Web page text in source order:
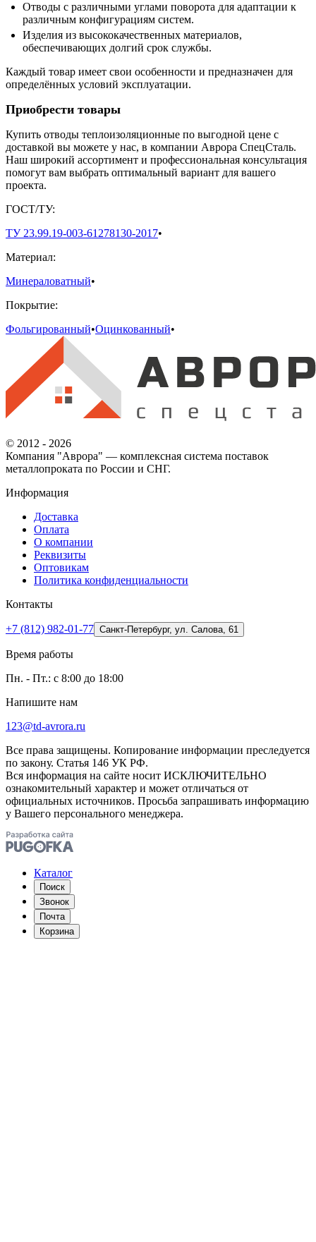
Отводы с различными углами поворота для адаптации к
различным конфигурациям систем.
Изделия из высококачественных материалов,
обеспечивающих долгий срок службы.
Каждый товар имеет свои особенности и предназначен для
определённых условий эксплуатации.
Приобрести товары
Купить отводы теплоизоляционные по выгодной цене с
доставкой вы можете у нас, в компании Аврора СпецСталь.
Наш широкий ассортимент и профессиональная консультация
помогут вам выбрать оптимальный вариант для вашего
проекта.
ГОСТ/ТУ:
ТУ 23.99.19-003-61278130-2017•
Материал:
Минераловатный•
Покрытие:
Фольгированный•Оцинкованный•
© 2012 - 2026
Компания "Аврора" — комплексная система поставок
металлопроката по России и СНГ.
Информация
Доставка
Оплата
О компании
Реквизиты
Оптовикам
Политика конфиденциальности
Контакты
+7 (812) 982-01-77 Санкт-Петербург, ул. Салова, 61
Время работы
Пн. - Пт.: с 8:00 до 18:00
Напишите нам
123@td-avrora.ru
Все права защищены. Копирование информации преследуется
по закону. Статья 146 УК РФ.
Вся информация на сайте носит ИСКЛЮЧИТЕЛЬНО
ознакомительный характер и может отличаться от
официальных источников. Просьба запрашивать информацию
у Вашего персонального менеджера.
Каталог
Поиск
Звонок
Почта
Корзина